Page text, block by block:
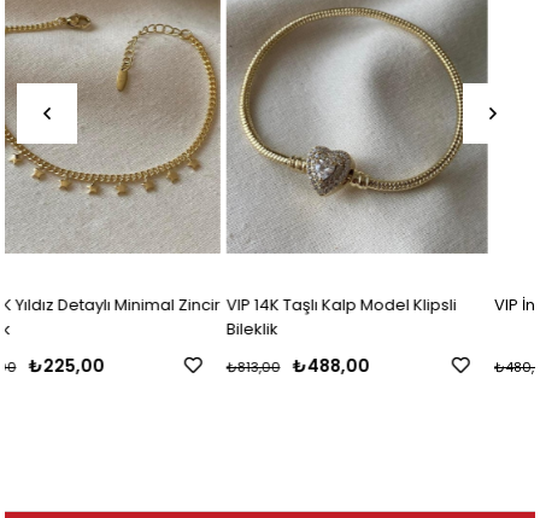
VIP 14K Taşlı Kalp Model Klipsli
₺488,00
₺813,00
VIP İnce Silver Suyolu Bileklik
₺480,00